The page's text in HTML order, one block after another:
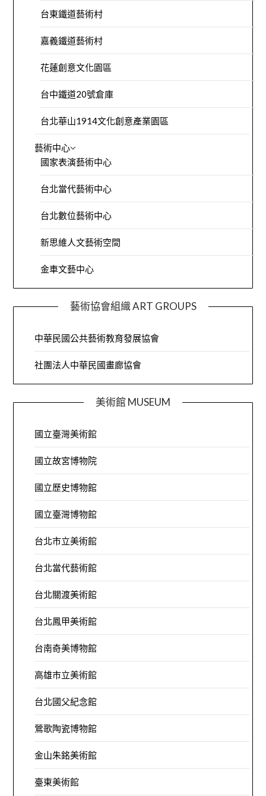
台東鐵道藝術村
嘉義鐵道藝術村
花蓮創意文化園區
台中鐵道20號倉庫
台北華山1914文化創意產業園區
藝術中心
國家表演藝術中心
台北當代藝術中心
台北數位藝術中心
新思維人文藝術空間
金車文藝中心
藝術協會組織 ART GROUPS
中華民國公共藝術教育發展協會
社團法人中華民國畫廊協會
美術館 MUSEUM
國立臺灣美術館
國立故宮博物院
國立歷史博物館
國立臺灣博物館
台北市立美術館
台北當代藝術館
台北關渡美術館
台北鳳甲美術館
台南奇美博物館
高雄市立美術館
台北國父紀念館
鶯歌陶瓷博物館
金山朱銘美術館
臺東美術館